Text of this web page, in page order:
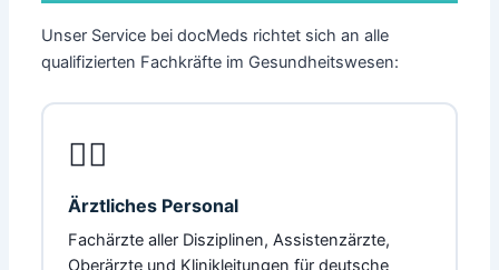
Unser Service bei docMeds richtet sich an alle
qualifizierten Fachkräfte im Gesundheitswesen:
👨‍⚕️
Ärztliches Personal
Fachärzte aller Disziplinen, Assistenzärzte,